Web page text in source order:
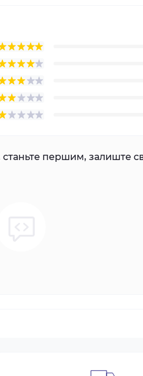
першим, залиште